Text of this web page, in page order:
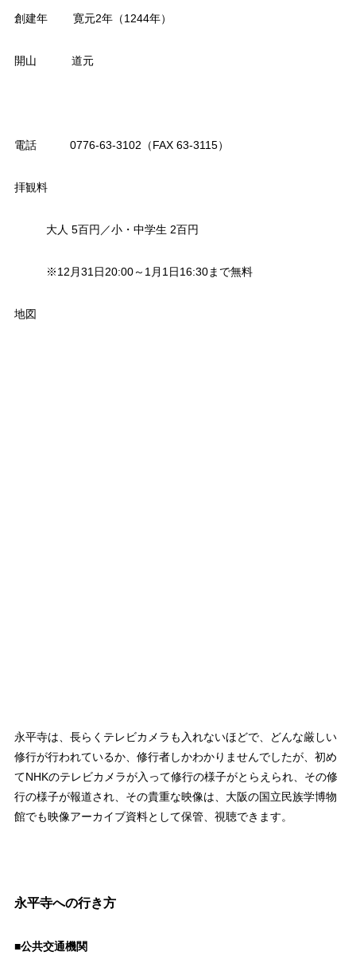
創建年 寛元2年（1244年）
開山 道元
電話 0776-63-3102（FAX 63-3115）
拝観料
大人 5百円／小・中学生 2百円
※12月31日20:00～1月1日16:30まで無料
地図
永平寺は、長らくテレビカメラも入れないほどで、どんな厳しい
修行が行われているか、修行者しかわかりませんでしたが、初め
てNHKのテレビカメラが入って修行の様子がとらえられ、その修
行の様子が報道され、その貴重な映像は、大阪の国立民族学博物
館でも映像アーカイブ資料として保管、視聴できます。
永平寺への行き方
■公共交通機関